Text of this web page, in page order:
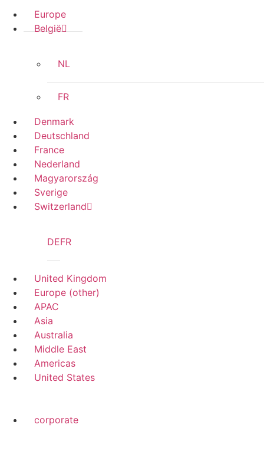
Europe
België
NL
FR
Denmark
Deutschland
France
Nederland
Magyarország
Sverige
Switzerland
DEFR
United Kingdom
Europe (other)
APAC
Asia
Australia
Middle East
Americas
United States
corporate